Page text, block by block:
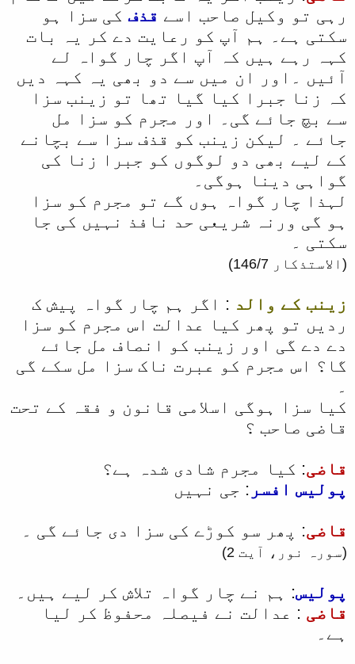
رہی تو وکیل صاحب اسے قذف کی سزا ہو
سکتی ہے۔ ہم آپ کو رعایت دے کر یہ بات
کہہ رہے ہیں کہ آپ اگر چار گواہ لے
آئیں ۔اور ان میں سے دو بھی یہ کہہ دیں
کہ زنا جبرا کیا گیا تھا تو زینب سزا
سے بچ جائے گی۔ اور مجرم کو سزا مل
جائے ۔ لیکن زینب کو قذف سزا سے بچانے
کے لیے بھی دو لوگوں کو جبرا زنا کی
گواہی دینا ہوگی۔
لہذا چار گواہ ہوں گے تو مجرم کو سزا
ہو گی ورنہ شریعی حد نافذ نہیں کی جا
سکتی ۔
(الاستذکار 146/7)
زینب کے والد : اگر ہم چار گواہ پیش ک
ردیں تو پھر کیا عدالت اس مجرم کو سزا
دے دے گی اور زینب کو انصاف مل جائے
گا؟ اس مجرم کو عبرت ناک سزا مل سکے گی
۔
کیا سزا ہوگی اسلامی قانون و فقہ کے تحت
قاضی صاحب ؟
قاضی: کیا مجرم شادی شدہ ہے؟
پولیس افسر : جی نہیں
قاضی: پھر سو کوڑے کی سزا دی جائے گی ۔
(سورہ نور، آیت 2)
پولیس: ہم نے چار گواہ تلاش کر لیے ہیں۔
قاضی : عدالت نے فیصلہ محفوظ کر لیا
ہے۔